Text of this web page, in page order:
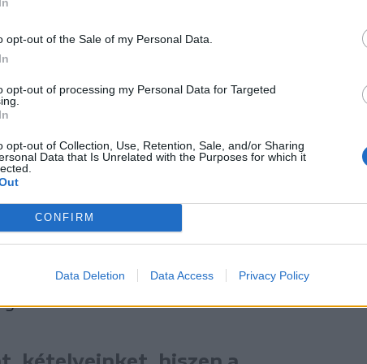
opt-out of the Sale of my Personal Data.
opt-out of processing my Personal Data for Targeted
opt-out of Collection, Use, Retention, Sale, and/or Sharing
Data that Is Unrelated with the Purposes for which it
CONFIRM
Data Deletion Data Access Privacy Policy
választások
szükség
megyei szervezetének elnöke szerint
megoldóember legyen, betöltse azt a
„Nemcsak hidakat és utakat kell
Maros megyében harcolnunk kell, hogy
kialakított egyensúly. Ehhez nekünk,
kell lennünk.